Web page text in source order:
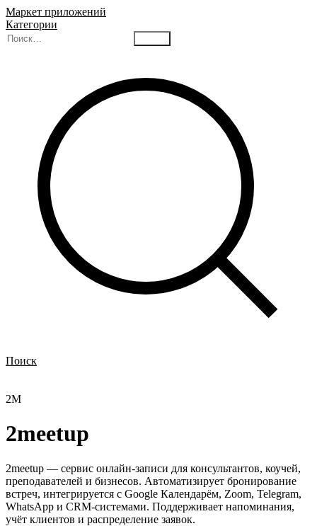
Маркет приложений
Категории
Поиск
2M
2meetup
2meetup — сервис онлайн-записи для консультантов, коучей,
преподавателей и бизнесов. Автоматизирует бронирование
встреч, интегрируется с Google Календарём, Zoom, Telegram,
WhatsApp и CRM-системами. Поддерживает напоминания,
учёт клиентов и распределение заявок.